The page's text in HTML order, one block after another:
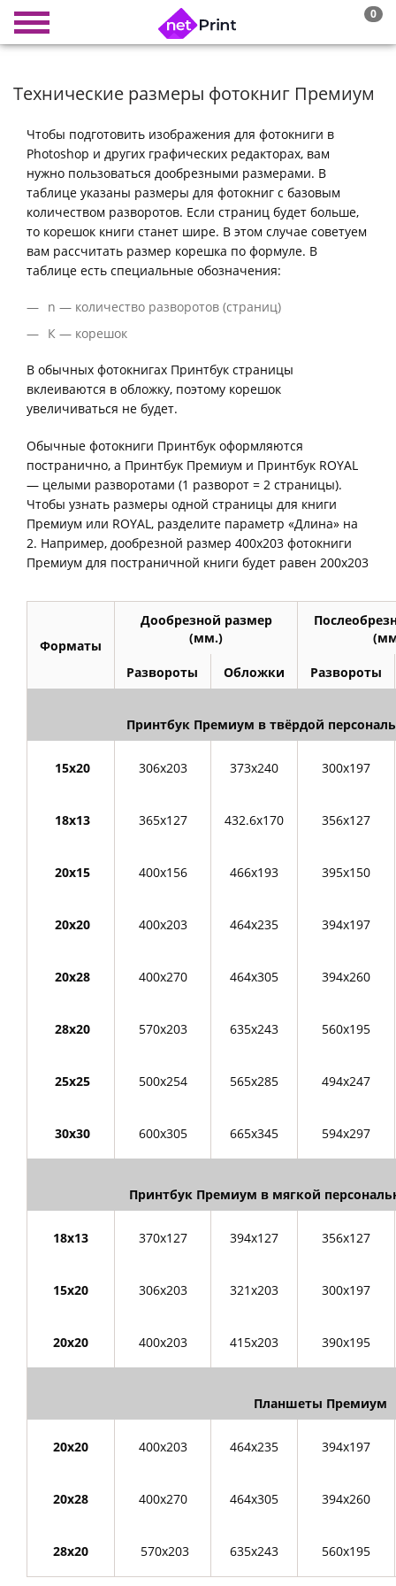
0
Технические размеры фотокниг Премиум
Чтобы подготовить изображения для фотокниги в
Photoshop и других графических редакторах, вам
нужно пользоваться дообрезными размерами. В
таблице указаны размеры для фотокниг с базовым
количеством разворотов. Если страниц будет больше,
то корешок книги станет шире. В этом случае советуем
вам рассчитать размер корешка по формуле. В
таблице есть специальные обозначения:
n — количество разворотов (страниц)
К — корешок
В обычных фотокнигах Принтбук страницы
вклеиваются в обложку, поэтому корешок
увеличиваться не будет.
Обычные фотокниги Принтбук оформляются
постранично, а Принтбук Премиум и Принтбук ROYAL
— целыми разворотами (1 разворот = 2 страницы).
Чтобы узнать размеры одной страницы для книги
Премиум или ROYAL, разделите параметр «Длина» на
2. Например, дообрезной размер 400х203 фотокниги
Премиум для постраничной книги будет равен 200х203
Форматы
Дообрезной размер
(мм.)
Развороты Обложки Развороты
Принтбук Премиум в твёрдой
15х20 306х203 373х240 300х197
18х13 365х127 432.6х170 356х127
20х15 400х156 466х193 395х150
20х20 400х203 464х235 394х197
20х28 400х270 464х305 394х260
28х20 570х203 635х243 560х195
25х25 500х254 565х285 494х247
30х30 600х305 665х345 594х297
Принтбук Премиум в мягкой
18х13 370х127 394х127 356х127
15х20 306х203 321х203 300х197
20х20 400х203 415х203 390х195
Планшеты Премиум
20х20 400х203 464х235 394х197
20х28 400х270 464х305 394х260
28х20 570х203 635х243 560х195